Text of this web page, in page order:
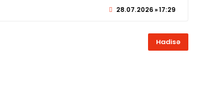
28.07.2026 » 17:29
Hadisə